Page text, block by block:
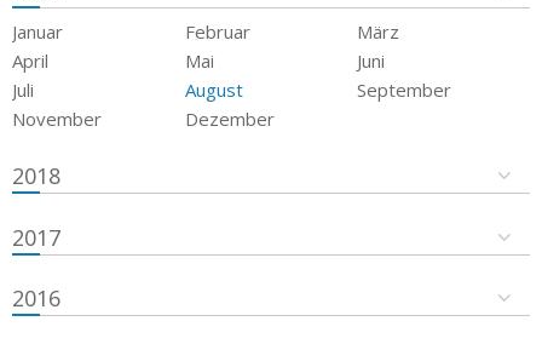
Januar Februar
März
April
Mai
Juni
Juli
August
September
November
Dezember
2018
2017
2016